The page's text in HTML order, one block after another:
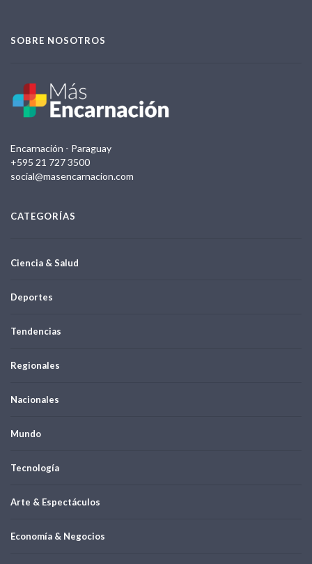
SOBRE NOSOTROS
Encarnación - Paraguay
+595 21 727 3500
social@masencarnacion.com
CATEGORÍAS
Ciencia & Salud
Deportes
Tendencias
Regionales
Nacionales
Mundo
Tecnología
Arte & Espectáculos
Economía & Negocios